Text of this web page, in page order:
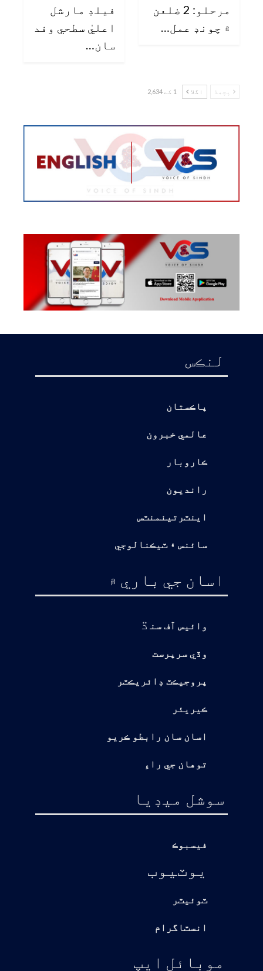
مرحلو: 2 ضلعن
۾ چونڊ عمل…
فيلڊ مارشل
اعليٰ سطحي وفد
سان…
پچھلا اگلا 1 کے 2,634
لنڪس
پاڪستان
عالمي خبرون
ڪاروبار
رانديون
اينٽرتينمنٽس
سائنس ۽ ٽيڪنالوجي
اسان جي باري ۾
وائيس آف سن ڌ
وڏي سرپرست
پروجيڪٽ ڊائريڪٽر
ڪيريئر
اسان سان رابطو ڪريو
توهان جي راءِ
سوشل ميڊيا
فيسبوڪ
يوٽيوب
ٽوئيٽر
انسٽاگرام
موبائل ايپ